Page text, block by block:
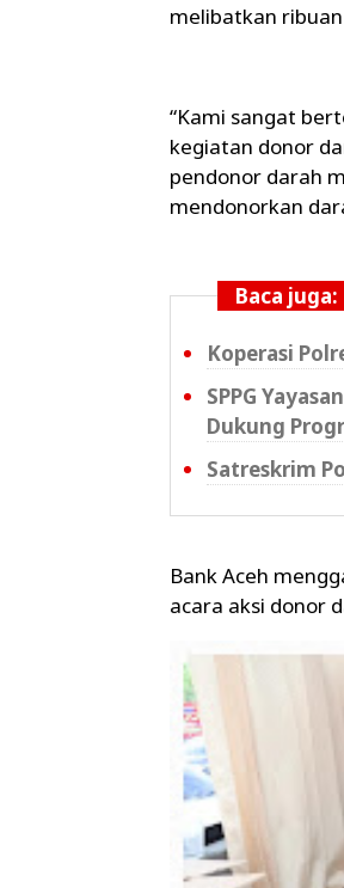
melibatkan
“Kami sangat
kegiatan donor
pendonor darah
mendonorkan
Baca juga:
Koperasi
SPPG
Dukung
Satreskrim
Bank Aceh
acara aksi donor